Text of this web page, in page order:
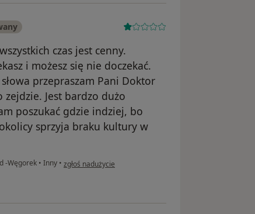
czas jest cenny.
i możesz się nie doczekać.
przepraszam Pani Doktor
Jest bardzo dużo
poszukać gdzie indziej, bo
sprzyja braku kultury w
-Węgorek • Inny • w opinii użytkownika Agnieszka
zgłoś nadużycie